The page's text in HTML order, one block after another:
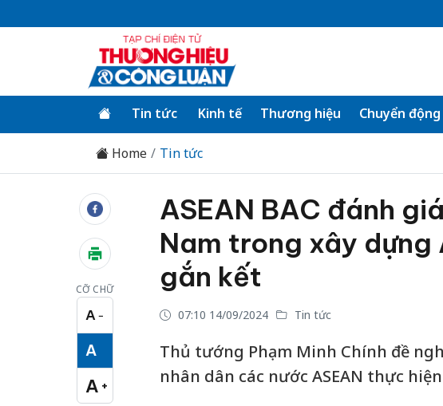
Tin tức Kinh tế Thương hiệu Chuyển động
Home Tin tức
CỠ CHỮ
A −
Cỡ chữ nhỏ
A
Cỡ chữ vừa
A +
Cỡ chữ lớn
ASEAN BAC đánh
Nam trong xây dựng
gắn kết
07:10 14/09/2024 Tin tức
Thủ tướng Phạm Minh Chính đề
nhân dân các nước ASEAN thực